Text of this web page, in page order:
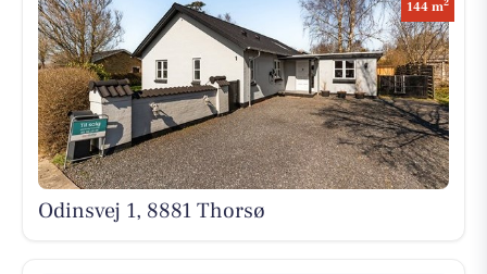
144 m
Odinsvej 1, 8881 Thorsø